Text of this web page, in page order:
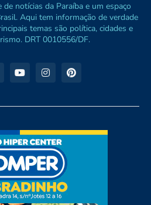
notícias da Paraíba e um espaço
Aqui tem informação de verdade
temas são política, cidades e
DRT 0010556/DF.